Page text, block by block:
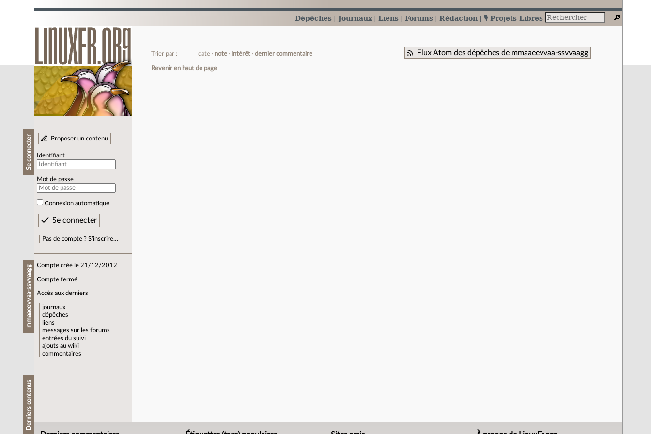
Dépêches Journaux Liens Forums Rédaction 🎙️ Projets Libres
Se connecter Proposer un contenu
Identifiant
Mot de passe
Connexion automatique
Pas de compte ? S’inscrire…
mmaaeevvaa-ssvvaagg Compte créé le 21/12/2012
Compte fermé
Accès aux derniers
journaux
dépêches
liens
messages sur les forums
entrées du suivi
ajouts au wiki
commentaires
Derniers contenus
Flux Atom des dépêches de mmaaeevvaa-ssvvaagg
Trier par : date note intérêt dernier commentaire
Revenir en haut de page